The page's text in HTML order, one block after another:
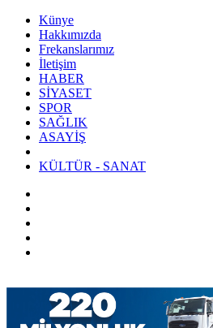
Künye
Hakkımızda
Frekanslarımız
İletişim
HABER
SİYASET
SPOR
SAĞLIK
ASAYİŞ
KÜLTÜR - SANAT